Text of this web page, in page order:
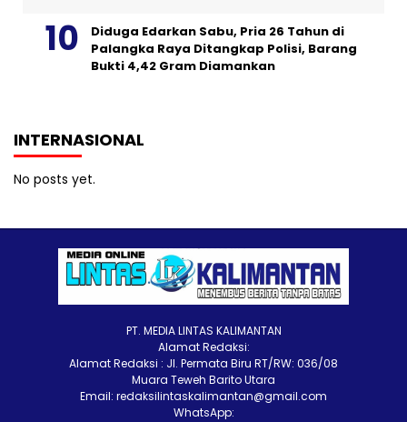
Diduga Edarkan Sabu, Pria 26 Tahun di
Palangka Raya Ditangkap Polisi, Barang
Bukti 4,42 Gram Diamankan
INTERNASIONAL
No posts yet.
PT. MEDIA LINTAS KALIMANTAN
Alamat Redaksi:
Alamat Redaksi : Jl. Permata Biru RT/RW: 036/08
Muara Teweh Barito Utara
Email: redaksilintaskalimantan@gmail.com
WhatsApp: